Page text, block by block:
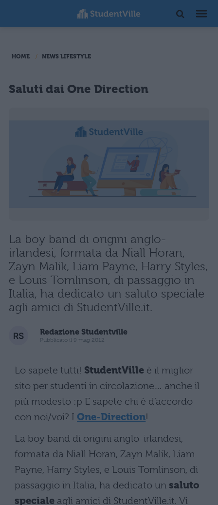
HOME NEWS LIFESTYLE
Saluti dai One Direction
La boy band di origini anglo-
irlandesi, formata da Niall Horan,
Zayn Malik, Liam Payne, Harry Styles,
e Louis Tomlinson, di passaggio in
Italia, ha dedicato un saluto speciale
agli amici di StudentVille.it.
Redazione Studentville
Pubblicato il 9 mag 2012
Lo sapete tutti! StudentVille è il miglior
sito per studenti in circolazione… anche il
più modesto :p E sapete chi è d’accordo
con noi/voi? I One-Direction!
La boy band di origini anglo-irlandesi,
formata da Niall Horan, Zayn Malik, Liam
Payne, Harry Styles, e Louis Tomlinson, di
passaggio in Italia, ha dedicato un saluto
speciale agli amici di StudentVille.it. Vi